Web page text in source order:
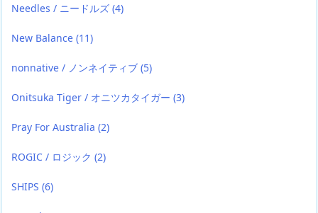
Needles / ニードルズ (4)
New Balance (11)
nonnative / ノンネイティブ (5)
Onitsuka Tiger / オニツカタイガー (3)
Pray For Australia (2)
ROGIC / ロジック (2)
SHIPS (6)